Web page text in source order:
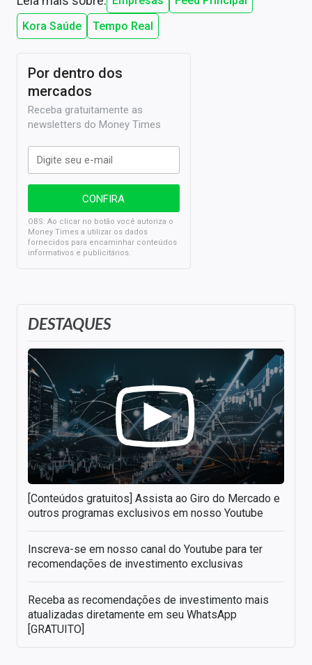
Kora Saúde
Tempo Real
DESTAQUES
[Conteúdos gratuitos] Assista ao Giro do Mercado e
outros programas exclusivos em nosso Youtube
Inscreva-se em nosso canal do Youtube para ter
recomendações de investimento exclusivas
Receba as recomendações de investimento mais
atualizadas diretamente em seu WhatsApp
[GRATUITO]
Por dentro dos
mercados
Receba gratuitamente as
newsletters do Money Times
OBS: Ao clicar no botão você autoriza o
Money Times a utilizar os dados
fornecidos para encaminhar conteúdos
informativos e publicitários.